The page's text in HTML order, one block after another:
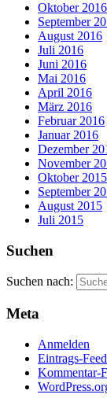
Oktober 2016
September
August 2016
Juli 2016
Juni 2016
Mai 2016
April 2016
März 2016
Februar 2016
Januar 2016
Dezember
November
Oktober 2015
September
August 2015
Juli 2015
Suchen
Suchen nach:
Meta
Anmelden
Eintrags-Feed
Kommentar-